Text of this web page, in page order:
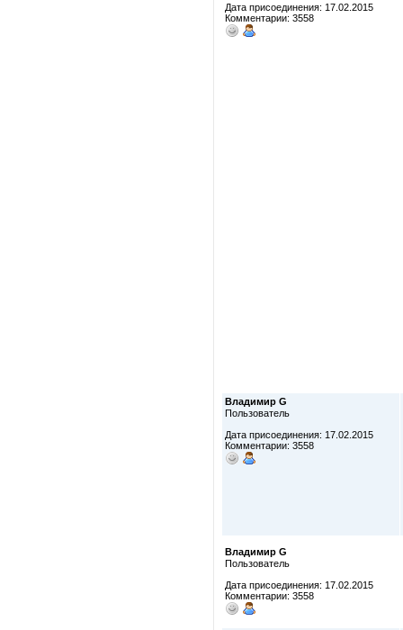
Дата присоединения: 17.02.2015
Комментарии: 3558
Владимир G
Пользователь
Дата присоединения: 17.02.2015
Комментарии: 3558
Владимир G
Пользователь
Дата присоединения: 17.02.2015
Комментарии: 3558